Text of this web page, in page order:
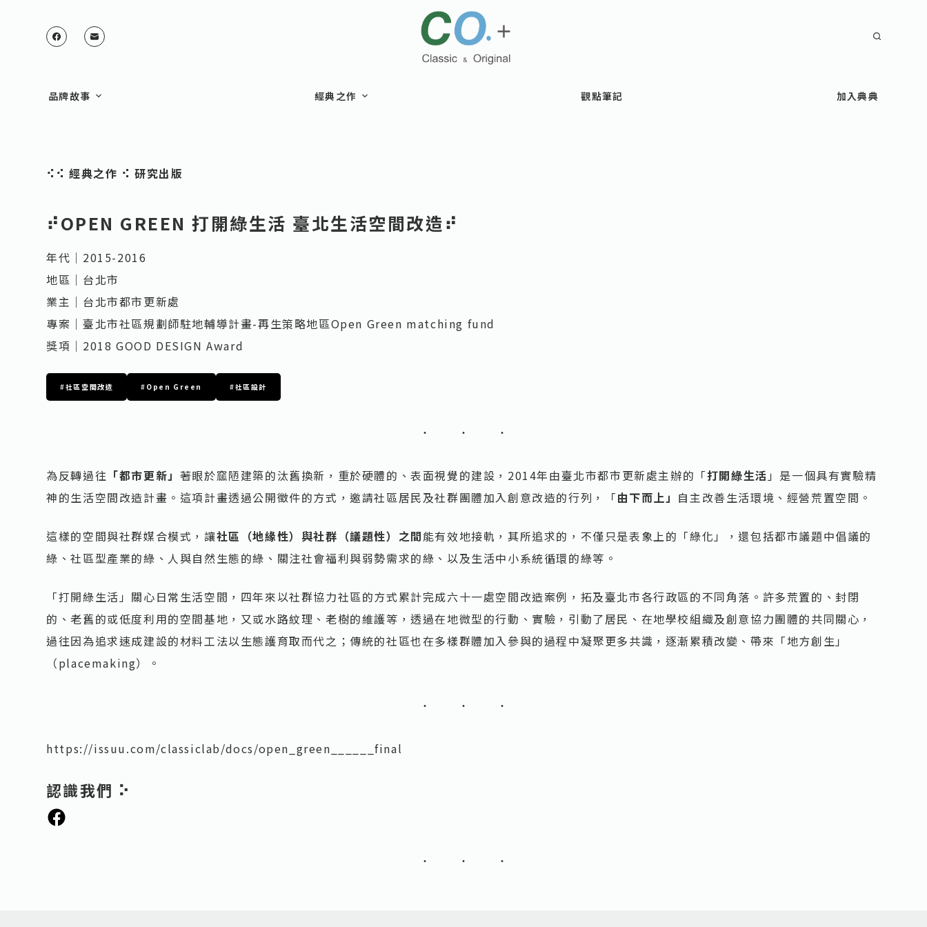
品牌故事 經典之作 觀點筆記 加入典典
⠪ ⠪ 經典之作 ⠪ 研究出版
⠞OPEN GREEN 打開綠生活 臺北生活空間改造⠞
年代｜2015-2016
地區｜台北市
業主｜台北市都市更新處
專案｜臺北市社區規劃師駐地輔導計畫-再生策略地區Open Green matching fund
獎項｜2018 GOOD DESIGN Award
#社區空間改造 # Open Green #社區設計
為反轉過往 「都市更新」 著眼於窳陋建築的汰舊換新，重於硬體的、表面視覺的建設，2014年由臺北市都市更新處主辦的「打開綠生活 」是一個具有實驗精
神的生活空間改造計畫。這項計畫透過公開徵件的方式，邀請社區居民及社群團體加入創意改造的行列，「由下而上」 自主改善生活環境、經營荒置空間。
這樣的空間與社群媒合模式，讓社區（地緣性）與社群（議題性）之間能有效地接軌，其所追求的，不僅只是表象上的「綠化」，還包括都市議題中倡議的
綠、社區型產業的綠、人與自然生態的綠、關注社會福利與弱勢需求的綠、以及生活中小系統循環的綠等。
「打開綠生活」關心日常生活空間，四年來以社群協力社區的方式累計完成六十一處空間改造案例，拓及臺北市各行政區的不同角落。許多荒置的、封閉
的、老舊的或低度利用的空間基地，又或水路紋理、老樹的維護等，透過在地微型的行動、實驗，引動了居民、在地學校組織及創意協力團體的共同關心，
過往因為追求速成建設的材料工法以生態護育取而代之；傳統的社區也在多樣群體加入參與的過程中凝聚更多共識，逐漸累積改變、帶來「地方創生」
（placemaking）。
https://issuu.com/classiclab/docs/open_green______final
認識我們 ⠕